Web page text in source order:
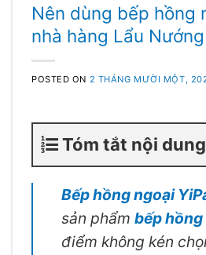
Nên dùng bếp hồng
nhà hàng Lẩu
POSTED ON 2 THÁNG MƯỜI MỘT,
Tóm tắt nội dung
Bếp hồng ngoại
sản phẩm bếp
điểm không kén